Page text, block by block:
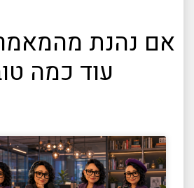
אם נהנת
עוד כמה